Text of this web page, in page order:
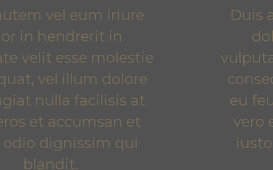
Duis autem vel eum iriure
dolor in hendrerit in
vulputate velit esse molestie
consequat, vel illum dolore
eu feugiat nulla facilisis at
vero eros et accumsan et
iusto odio dignissim qui